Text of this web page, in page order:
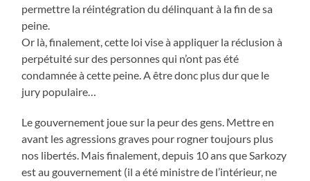
permettre la réintégration du délinquant à la fin de sa
peine.
Or là, finalement, cette loi vise à appliquer la réclusion à
perpétuité sur des personnes qui n’ont pas été
condamnée à cette peine. A être donc plus dur que le
jury populaire…
Le gouvernement joue sur la peur des gens. Mettre en
avant les agressions graves pour rogner toujours plus
nos libertés. Mais finalement, depuis 10 ans que Sarkozy
est au gouvernement (il a été ministre de l’intérieur, ne